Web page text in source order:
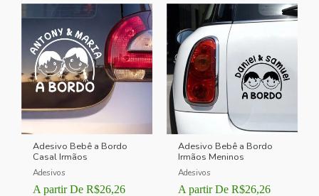
Adesivo Bebê a Bordo
Casal Irmãos
Adesivos
A partir De R$26,26
Adesivo Bebê a Bordo
Irmãos Meninos
Adesivos
A partir De R$26,26